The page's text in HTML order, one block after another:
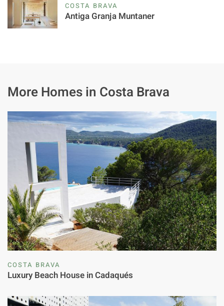
COSTA BRAVA
Antiga Granja Muntaner
More Homes in Costa Brava
COSTA BRAVA
Luxury Beach House in Cadaqués